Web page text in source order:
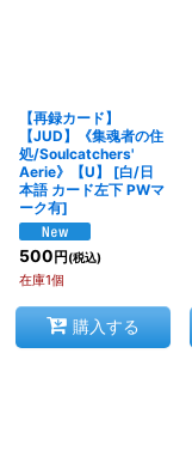
【再録カード】
【JUD】《集魂者の住
処/Soulcatchers'
Aerie》【U】
[白/日
本語 カード左下 PWマ
ーク有]
500円(税込)
在庫1個
購入する